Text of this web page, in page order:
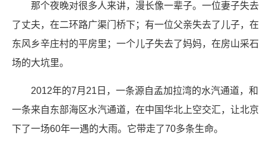
那个夜晚对很多人来讲，漫长像一辈子。一位妻子失去
了丈夫，在二环路广渠门桥下；有一位父亲失去了儿子，在
东风乡辛庄村的平房里；一个儿子失去了妈妈，在房山采石
场的大坑里。
2012年的7月21日，一条源自孟加拉湾的水汽通道，和
一条来自东部海区水汽通道，在中国华北上空交汇，让北京
下了一场60年一遇的大雨。它带走了70多条生命。